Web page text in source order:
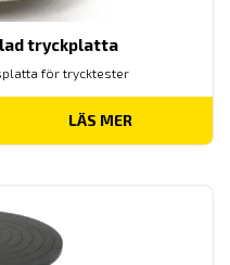
tryckplatta
för trycktester
LÄS MER